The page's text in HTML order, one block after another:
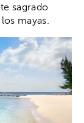
sagrado
mayas.